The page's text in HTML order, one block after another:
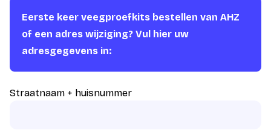
Eerste keer veegproefkits bestellen van AHZ
of een adres wijziging? Vul hier uw
adresgegevens in:
Straatnaam + huisnummer